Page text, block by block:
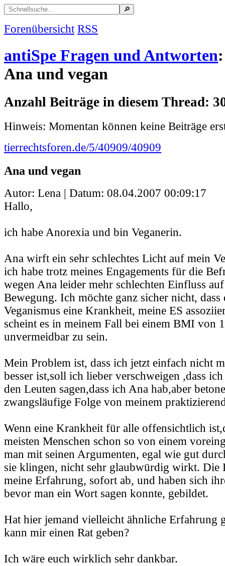
Forenübersicht RSS
antiSpe Fragen und Antworten:
Ana und vegan
Anzahl Beiträge in diesem Thread:
Hinweis: Momentan können keine Beiträge
tierrechtsforen.de/5/40909/40909
Ana und vegan
Autor: Lena | Datum: 08.04.2007 00:09:17
Hallo,
ich habe Anorexia und bin Veganerin.
Ana wirft ein sehr schlechtes Licht auf mein
ich habe trotz meines Engagements für die
wegen Ana leider mehr schlechten Einfluss auf
Bewegung. Ich möchte ganz sicher nicht,
Veganismus eine Krankheit, meine ES
scheint es in meinem Fall bei einem BMI von
unvermeidbar zu sein.
Mein Problem ist, dass ich jetzt einfach nicht
besser ist,soll ich lieber verschweigen ,dass
den Leuten sagen,dass ich Ana hab,aber
zwangsläufige Folge von meinem
Wenn eine Krankheit für alle offensichtlich
meisten Menschen schon so von einem
man mit seinen Argumenten, egal wie gut
sie klingen, nicht sehr glaubwürdig wirkt. Die
meine Erfahrung, sofort ab, und haben sich
bevor man ein Wort sagen konnte, gebildet.
Hat hier jemand vielleicht ähnliche Erfahrung
kann mir einen Rat geben?
Ich wäre euch wirklich sehr dankbar.